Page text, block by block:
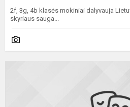
2f, 3g, 4b klasės mokiniai dalyvauja
skyriaus sauga...